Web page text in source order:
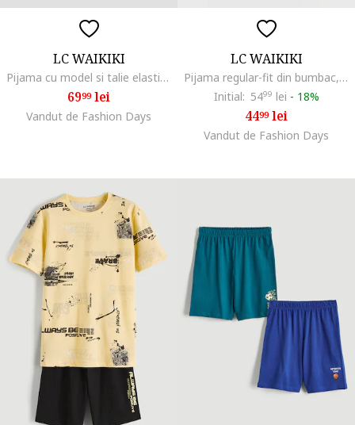
LC WAIKIKI
Pijama cu model si talie elastica, Alb/Albastru inchis/Portocaliu neon
6999lei
Vandut de Fashion Days
LC WAIKIKI
Pijama regular-fit din bumbac, Alb/Albastru royal
Initial: 5499 lei - 18%
4499lei
Vandut de Fashion Days